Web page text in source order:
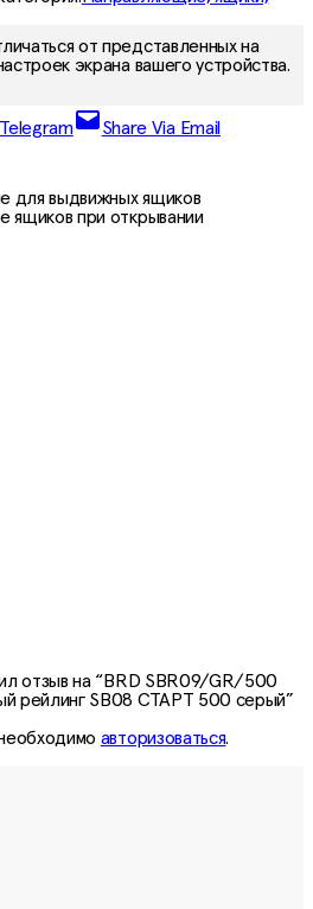
от представленных на
экрана вашего устройства.
Share Via Email
для выдвижных ящиков
ящиков при открывании
отзыв на “BRD SBR09/GR/500
рейлинг SB08 СТАРТ 500 серый”
авторизоваться.